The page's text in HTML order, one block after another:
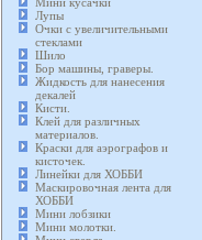
Лупы
Очки с увеличительными
стеклами
Шило
Бор машины, граверы.
Жидкость для нанесения
декалей
Кисти.
Клей для различных
материалов.
Краски для аэрографов и
кисточек.
Линейки для ХОББИ
Маскировочная лента для
ХОББИ
Мини лобзики
Мини молотки.